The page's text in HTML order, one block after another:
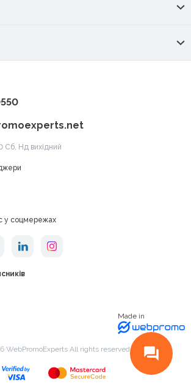
Cб, Нд вихідний
у соцмережах
Made in
WebPromoExperts All rights reserved